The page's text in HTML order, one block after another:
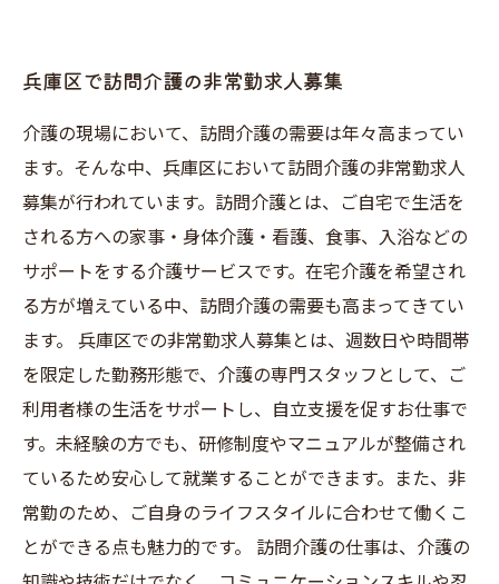
兵庫区で訪問介護の非常勤求人募集
介護の現場において、訪問介護の需要は年々高まってい
ます。そんな中、兵庫区において訪問介護の非常勤求人
募集が行われています。訪問介護とは、ご自宅で生活を
される方への家事・身体介護・看護、食事、入浴などの
サポートをする介護サービスです。在宅介護を希望され
る方が増えている中、訪問介護の需要も高まってきてい
ます。 兵庫区での非常勤求人募集とは、週数日や時間帯
を限定した勤務形態で、介護の専門スタッフとして、ご
利用者様の生活をサポートし、自立支援を促すお仕事で
す。未経験の方でも、研修制度やマニュアルが整備され
ているため安心して就業することができます。また、非
常勤のため、ご自身のライフスタイルに合わせて働くこ
とができる点も魅力的です。 訪問介護の仕事は、介護の